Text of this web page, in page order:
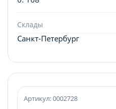
Склады
Санкт-Петербург
Артикул: 0002728